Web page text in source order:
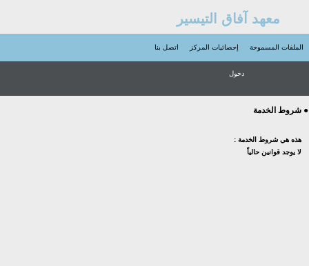
معهد آفاق التيسير
الملفات المسموحة إحصائيات المركز اتصل بنا
دخول
● شروط الخدمة
هذه هي شروط الخدمة :
لا يوجد قوانين حالياً